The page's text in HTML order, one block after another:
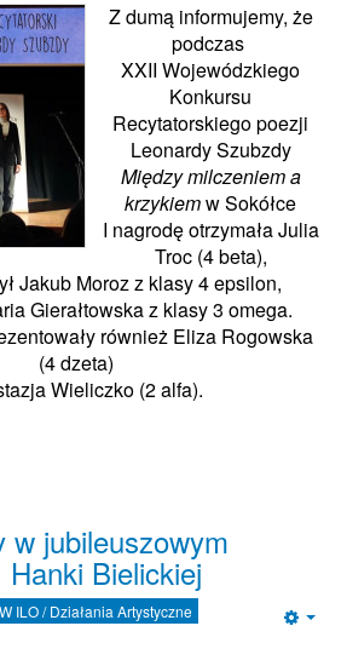
Z dumą informujemy, że
podczas
XXII Wojewódzkiego
Konkursu
Recytatorskiego poezji
Leonardy Szubzdy
Między milczeniem a
krzykiemw Sokółce
I nagrodęotrzymałaJulia
Troc(4beta),
Jakub Moroz z klasy 4epsilon,
Gierałtowskaz klasy 3 omega.
również Eliza Rogowska
(4 dzeta)
Wieliczko (2 alfa).
w jubileuszowym
Bielickiej
ILO / Działania Artystyczne